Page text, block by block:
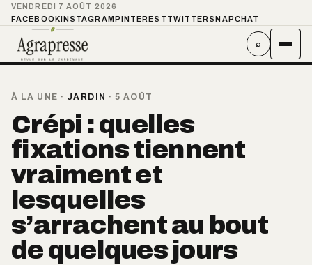
VENDREDI 7 AOÛT 2026
FACEBOOKINSTAGRAMPINTEREST TWITTER SNAPCHAT
⌕
À LA UNE · JARDIN · 5 AOÛT
Crépi : quelles
fixations tiennent
vraiment et
lesquelles
s’arrachent au bout
de quelques jours